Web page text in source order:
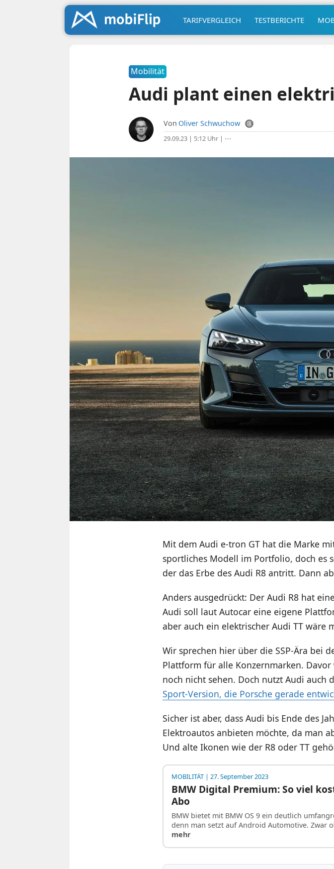
TARIFVERGLEICH TESTBERICHTE
Mobilität
Audi plant einen
Von Oliver Schwuchow
29.09.23 | 5:12 Uhr| ⋯
Mit dem Audi e-tron GT hat die Marke
sportliches Modell im Portfolio, doch es
der das Erbe des Audi R8 antritt. Dann
Anders ausgedrückt: Der Audi R8 hat
Audi soll laut Autocar eine eigene
aber auch ein elektrischer Audi TT wäre
Wir sprechen hier über die SSP-Ära bei
Plattform für alle Konzernmarken.
noch nicht sehen. Doch nutzt Audi auch
Sport-Version, die Porsche gerade
Sicher ist aber, dass Audi bis Ende des
Elektroautos anbieten möchte, da man
Und alte Ikonen wie der R8 oder TT
MOBILITÄT| 27. September 2023
BMW Digital Premium: So viel
Abo
BMW bietet mit BMW OS 9 ein deutlich
denn man setzt auf Android Automotive. Zwar
mehr